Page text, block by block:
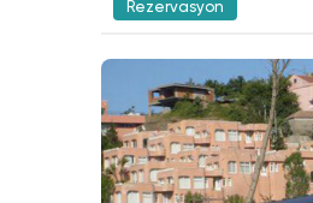
Rezervasyon